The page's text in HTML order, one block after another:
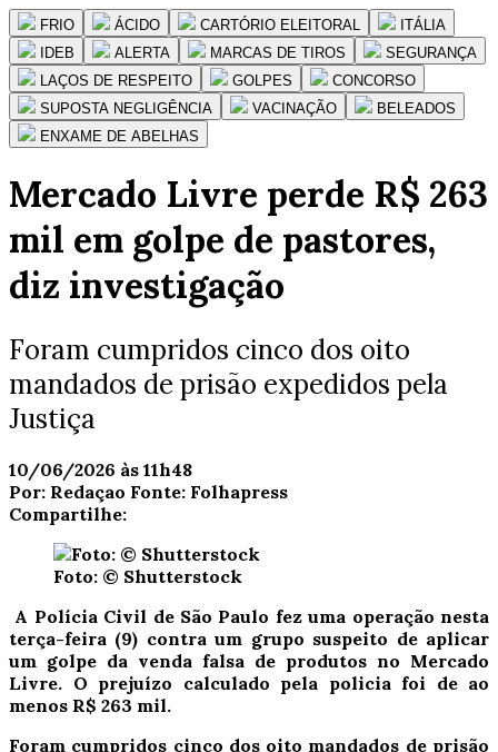
FRIO ÁCIDO CARTÓRIO ELEITORAL
ITÁLIA
IDEB
ALERTA MARCAS DE TIROS
SEGURANÇA
LAÇOS DE RESPEITO
GOLPES
CONCORSO
SUPOSTA NEGLIGÊNCIA
VACINAÇÃO
BELEADOS
ENXAME DE ABELHAS
Mercado Livre perde R$ 263
mil em golpe de pastores,
diz investigação
Foram cumpridos cinco dos oito
mandados de prisão expedidos pela
Justiça
10/06/2026 às 11h48
Por: Redaçao Fonte: Folhapress
Compartilhe:
Foto: © Shutterstock
A Polícia Civil de São Paulo fez uma operação nesta
terça-feira (9) contra um grupo suspeito de aplicar
um golpe da venda falsa de produtos no Mercado
Livre. O prejuízo calculado pela policia foi de ao
menos R$ 263 mil.
Foram cumpridos cinco dos oito mandados de prisão